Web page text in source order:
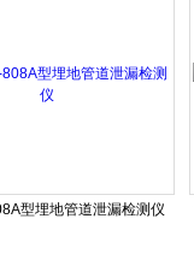
型埋地管道泄漏检测仪